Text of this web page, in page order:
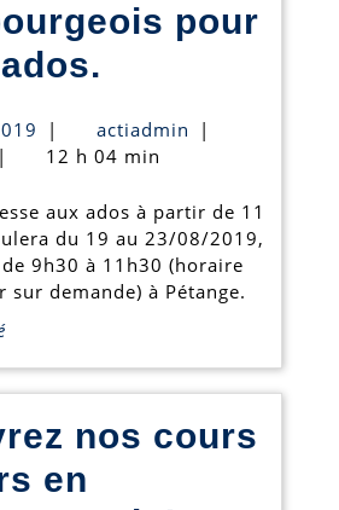
pour
4:
stage
de
jeunes
26
avril
| actiadmin actiadmin
|
| 12 h 04 min
aux ados à partir de 11
du 19 au 23/08/2019,
9h30 à 11h30 (horaire
sur demande) à Pétange.
nos cours
en